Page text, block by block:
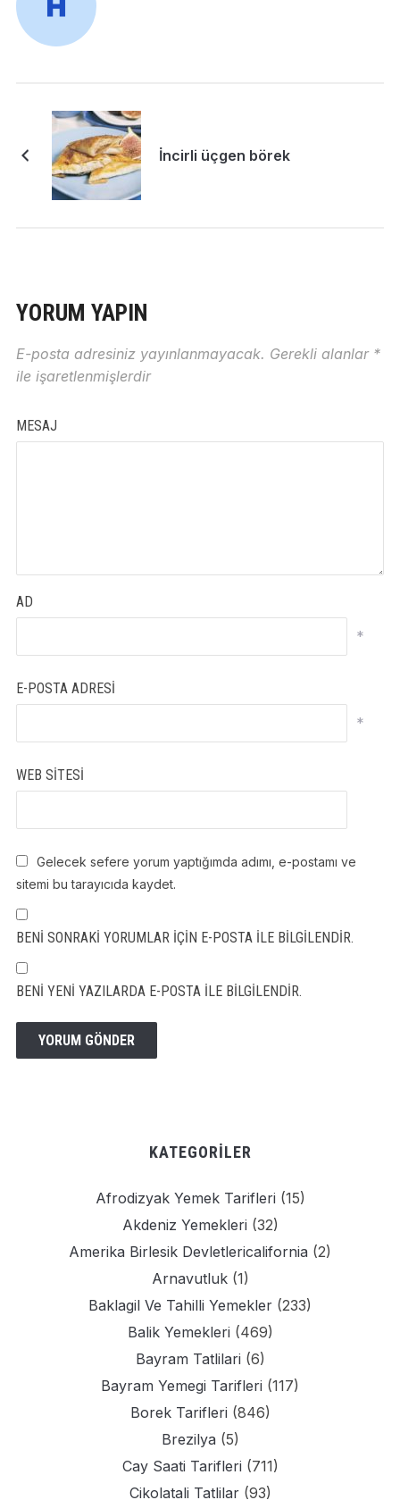
İncirli üçgen börek
YORUM YAPIN
E-posta adresiniz yayınlanmayacak. Gerekli alanlar *
ile işaretlenmişlerdir
MESAJ
AD
*
E-POSTA ADRESI
*
WEB SITESI
Gelecek sefere yorum yaptığımda adımı, e-postamı ve
sitemi bu tarayıcıda kaydet.
BENI SONRAKI YORUMLAR IÇIN E-POSTA ILE BILGILENDIR.
BENI YENI YAZILARDA E-POSTA ILE BILGILENDIR.
KATEGORILER
Afrodizyak Yemek Tarifleri (15)
Akdeniz Yemekleri (32)
Amerika Birlesik Devletlericalifornia (2)
Arnavutluk(1)
Baklagil Ve Tahilli Yemekler (233)
Balik Yemekleri (469)
Bayram Tatlilari (6)
Bayram Yemegi Tarifleri (117)
Borek Tarifleri (846)
Brezilya (5)
Cay Saati Tarifleri (711)
Cikolatali Tatlilar(93)